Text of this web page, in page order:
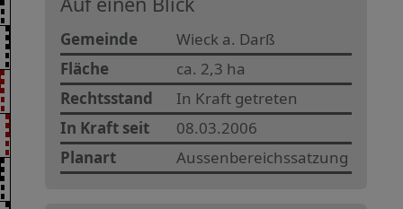
Gemeinde
Wieck a. Darß
Fläche
ca. 2,3 ha
Rechtsstand
In Kraft getreten
In Kraft seit
08.03.2006
Planart
Aussenbereichssatzung